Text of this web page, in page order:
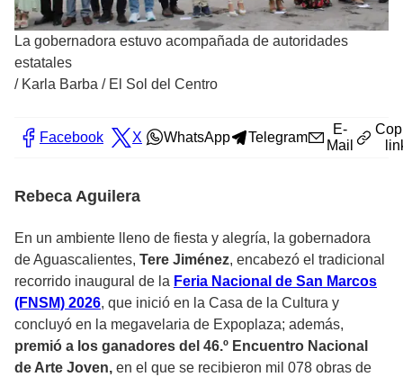
La gobernadora estuvo acompañada de autoridades
estatales
/ Karla Barba / El Sol del Centro
Facebook X WhatsApp Telegram
E-
Mail
Rebeca Aguilera
En un ambiente lleno de fiesta y alegría, la gobernadora
de Aguascalientes, Tere Jiménez, encabezó el tradicional
recorrido inaugural de la Feria Nacional de San Marcos
(FNSM) 2026, que inició en la Casa de la Cultura y
concluyó en la megavelaria de Expoplaza; además,
premió a los ganadores del 46.º Encuentro Nacional
de Arte Joven, en el que se recibieron mil 078 obras de